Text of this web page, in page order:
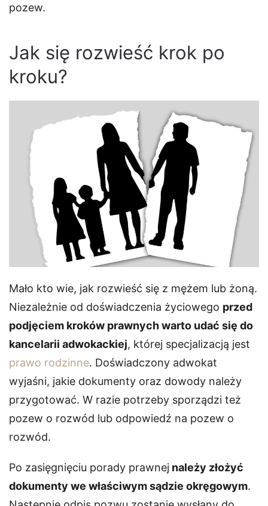
pozew.
Jak się rozwieść krok po
kroku?
Mało kto wie, jak rozwieść się z mężem lub żoną.
Niezależnie od doświadczenia życiowego przed
podjęciem kroków prawnych warto udać się do
kancelarii adwokackiej, której specjalizacją jest
prawo rodzinne. Doświadczony adwokat
wyjaśni, jakie dokumenty oraz dowody należy
przygotować. W razie potrzeby sporządzi też
pozew o rozwód lub odpowiedź na pozew o
rozwód.
Po zasięgnięciu porady prawnej należy złożyć
dokumenty we właściwym sądzie okręgowym.